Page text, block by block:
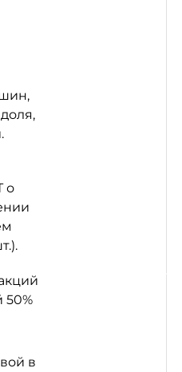
о
50%
в